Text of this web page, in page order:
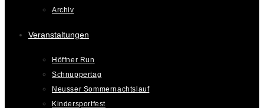
Archiv
Veranstaltungen
Höffner Run
Schnuppertag
Neusser Sommernachtslauf
Kindersportfest